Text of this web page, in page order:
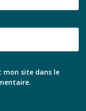
mon site dans le